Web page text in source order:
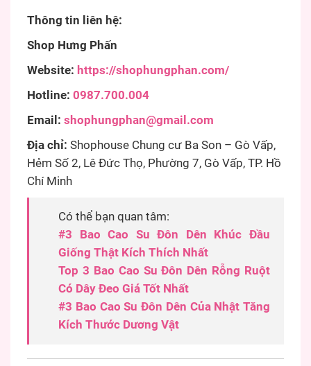
Thông tin liên hệ:
Shop Hưng Phấn
Website: https://shophungphan.com/
Hotline: 0987.700.004
Email: shophungphan@gmail.com
Địa chỉ: Shophouse Chung cư Ba Son – Gò Vấp,
Hẻm Số 2, Lê Đức Thọ, Phường 7, Gò Vấp, TP. Hồ
Chí Minh
Có thể bạn quan tâm:
#3 Bao Cao Su Đôn Dên Khúc Đầu
Giống Thật Kích Thích Nhất
Top 3 Bao Cao Su Đôn Dên Rỗng Ruột
Có Dây Đeo Giá Tốt Nhất
#3 Bao Cao Su Đôn Dên Của Nhật Tăng
Kích Thước Dương Vật